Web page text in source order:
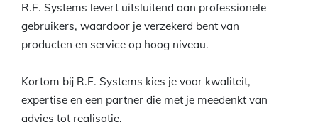
R.F. Systems levert uitsluitend aan professionele
gebruikers, waardoor je verzekerd bent van
producten en service op hoog niveau.
Kortom bij R.F. Systems kies je voor kwaliteit,
expertise en een partner die met je meedenkt van
advies tot realisatie.